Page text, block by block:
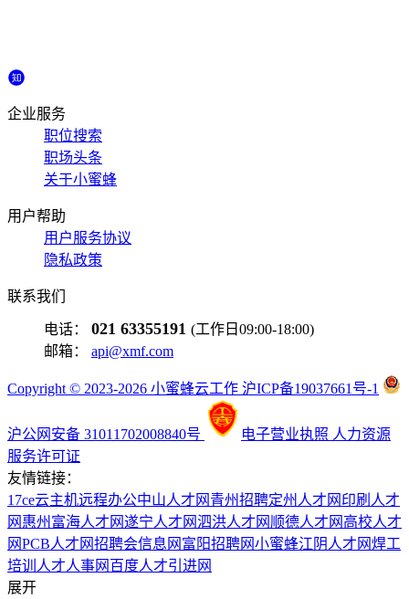
企业服务
职位搜索
职场头条
关于小蜜蜂
用户帮助
用户服务协议
隐私政策
联系我们
电话： 021 63355191 (工作日09:00-18:00)
邮箱： api@xmf.com
Copyright © 2023-2026 小蜜蜂云工作 沪ICP备19037661号-1
沪公网安备 31011702008840号 电子营业执照 人力资源
服务许可证
友情链接：
17ce云主机远程办公中山人才网 青州招聘定州人才网 印刷人才
网 惠州富海人才网遂宁人才网泗洪人才网 顺德人才网 高校人才
网PCB人才网招聘会信息网 富阳招聘网小蜜蜂江阴人才网焊工
培训 人才人事网 百度人才引进网
展开